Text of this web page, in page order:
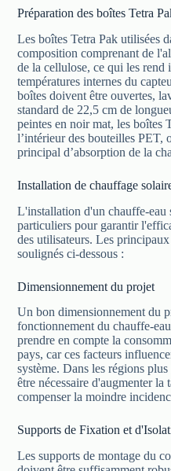
Préparation des boîtes Tetra
Les boîtes Tetra Pak utilisées
composition comprenant de
de la cellulose, ce qui les rend
températures internes du
boîtes doivent être ouvertes,
standard de 22,5 cm de
peintes en noir mat, les boîtes
l’intérieur des bouteilles PET,
principal d’absorption de la
Installation de chauffage
L'installation d'un chauffe-eau
particuliers pour garantir
des utilisateurs. Les
soulignés ci-dessous :
Dimensionnement du projet
Un bon dimensionnement du
fonctionnement du chauffe-
prendre en compte la
pays, car ces facteurs
système. Dans les régions
être nécessaire d'augmenter
compenser la moindre
Supports de Fixation et
Les supports de montage du